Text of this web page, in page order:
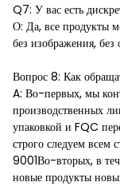
Q7: У вас есть
О: Да, все продукты
без изображения, без
Вопрос 8: Как
A: Во-первых, мы
производственных
упаковкой и FQC
строго следуем всем
9001Во-вторых, в
новые продукты